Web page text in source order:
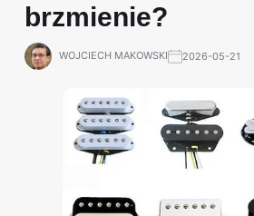
brzmienie?
WOJCIECH MAKOWSKI 2026-05-21